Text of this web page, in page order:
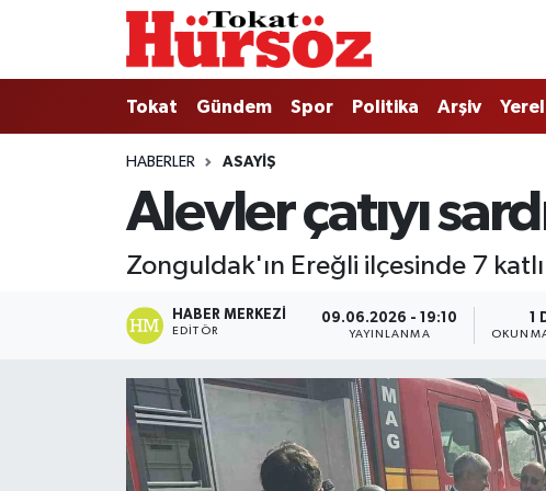
Tokat Gündem Spor Politika Arşiv Yerel
HABERLER ASAYIŞ
Alevler çatıyı
Zonguldak'ın Ereğli ilçesinde 7
HABER MERKEZI
EDITÖR
09.06.2026 - 19:10
YAYINLANMA
1
Tokat
Türkiye Gündemi
Gündem
Tokat Spor
Nöbetçi Eczaneler
Hava Durumu
Tokat Namaz Vakitleri
Süper Lig Puan Durumu ve Fikstür
Son Dakika Haberleri
Haber Arşivi